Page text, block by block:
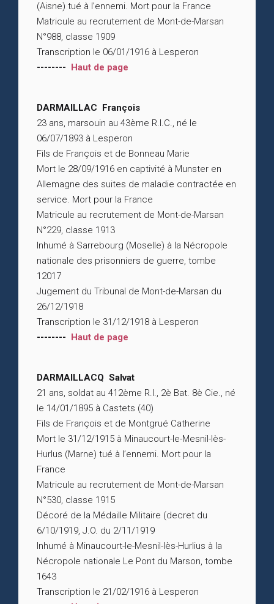
(Aisne) tué à l’ennemi. Mort pour la France
Matricule au recrutement de Mont-de-Marsan
N°988, classe 1909
Transcription le 06/01/1916 à Lesperon
-------- Haut de page
DARMAILLAC François
23 ans, marsouin au 43ème R.I.C., né le
06/07/1893 à Lesperon
Fils de François et de Bonneau Marie
Mort le 28/09/1916 en captivité à Munster en
Allemagne des suites de maladie contractée en
service. Mort pour la France
Matricule au recrutement de Mont-de-Marsan
N°229, classe 1913
Inhumé à Sarrebourg (Moselle) à la Nécropole
nationale des prisonniers de guerre, tombe
12017
Jugement du Tribunal de Mont-de-Marsan du
26/12/1918
Transcription le 31/12/1918 à Lesperon
-------- Haut de page
DARMAILLACQ Salvat
21 ans, soldat au 412ème R.I., 2è Bat. 8è Cie., né
le 14/01/1895 à Castets (40)
Fils de François et de Montgrué Catherine
Mort le 31/12/1915 à Minaucourt-le-Mesnil-lès-
Hurlus (Marne) tué à l’ennemi. Mort pour la
France
Matricule au recrutement de Mont-de-Marsan
N°530, classe 1915
Décoré de la Médaille Militaire (decret du
6/10/1919, J.O. du 2/11/1919
Inhumé à Minaucourt-le-Mesnil-lès-Hurlius à la
Nécropole nationale Le Pont du Marson, tombe
1643
Transcription le 21/02/1916 à Lesperon